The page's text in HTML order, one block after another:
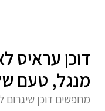
דוכן עראיס
מנגל, טעם
מחפשים דוכן שיגרום